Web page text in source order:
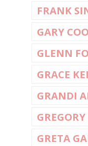
FRANK
GARY
GLENN
GRACE
GRANDI
GRETA